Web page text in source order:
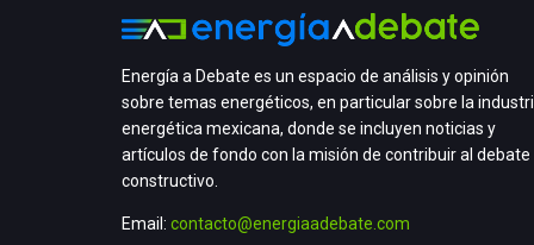
Energía a Debate es un espacio de análisis y opinión
sobre temas energéticos, en particular sobre la
energética mexicana, donde se incluyen noticias y
artículos de fondo con la misión de contribuir al debate
constructivo.
Email: contacto@energiaadebate.com